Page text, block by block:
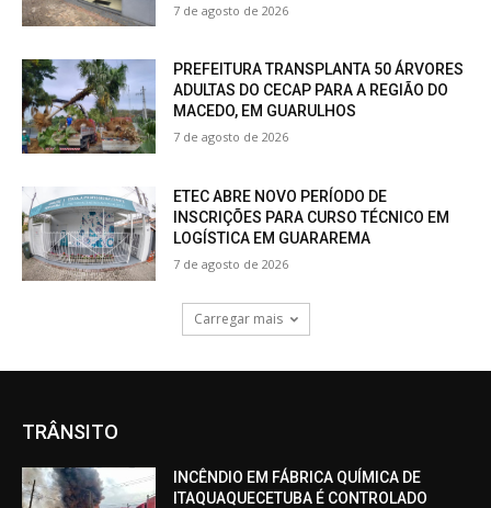
7 de agosto de 2026
PREFEITURA TRANSPLANTA 50 ÁRVORES
ADULTAS DO CECAP PARA A REGIÃO DO
MACEDO, EM GUARULHOS
7 de agosto de 2026
ETEC ABRE NOVO PERÍODO DE
INSCRIÇÕES PARA CURSO TÉCNICO EM
LOGÍSTICA EM GUARAREMA
7 de agosto de 2026
Carregar mais
TRÂNSITO
INCÊNDIO EM FÁBRICA QUÍMICA DE
ITAQUAQUECETUBA É CONTROLADO